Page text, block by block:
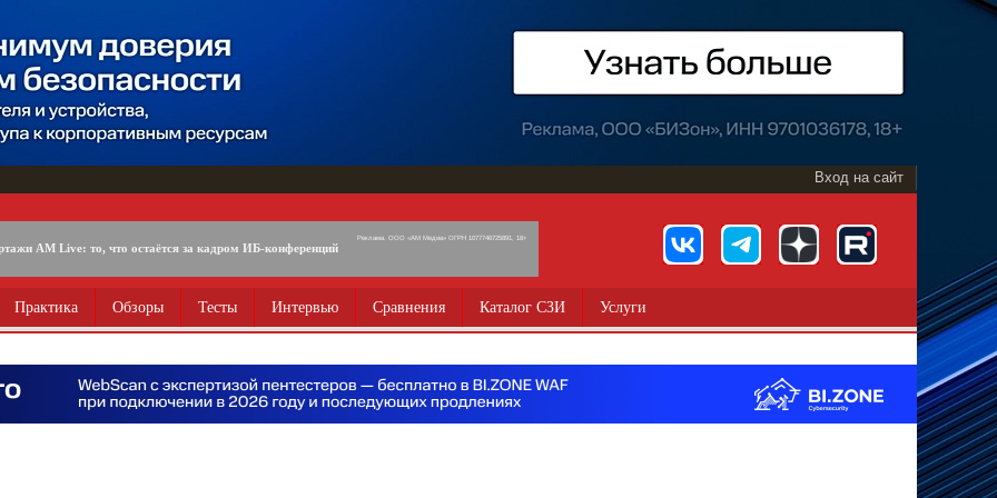
Вход на сайт
AM Live: то, что остаётся за кадром ИБ-конференций
Реклама. ООО «АМ Медиа» ОГРН 1077746725891, 18+
Практика Обзоры Тесты Интервью Сравнения Каталог СЗИ Услуги